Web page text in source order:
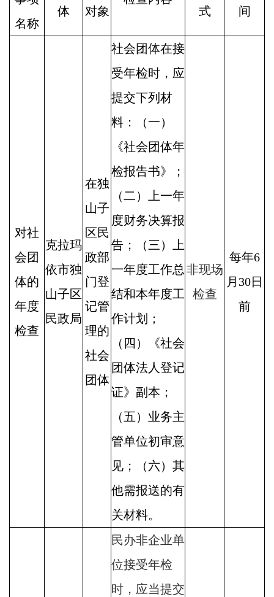
名称
体
对象
式
间
对社
会团
体的
年度
检查
克拉玛
依市独
山子区
民政局
在独
山子
区民
政部
门登
记管
理的
社会
团体
社会团体在接
受年检时，应
提交下列材
料：（一）
《社会团体年
检报告书》；
（二）上一年
度财务决算报
告；（三）上
一年度工作总
结和本年度工
作计划；
（四）《社会
团体法人登记
证》副本；
（五）业务主
管单位初审意
见；（六）其
他需报送的有
关材料。
非现场
检查
每年6
月30日
前
民办非企业单
位接受年检
时，应当提交